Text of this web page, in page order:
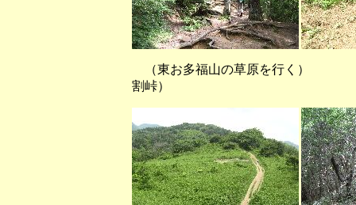
（東お多福山の草原を行
割峠）